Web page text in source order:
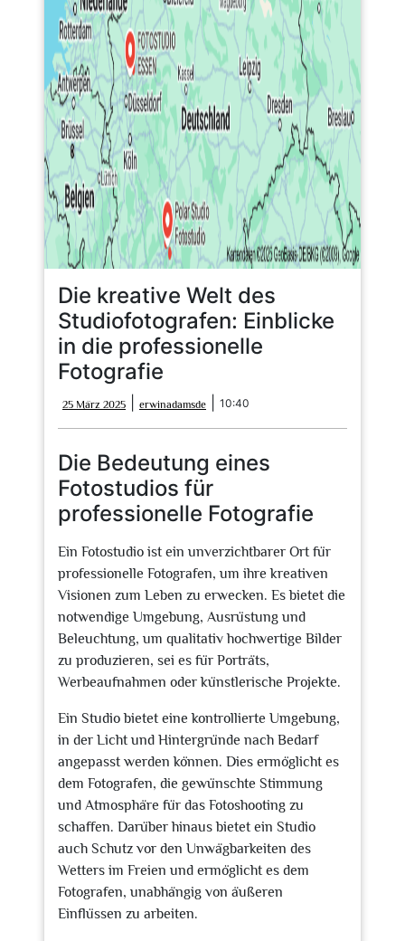
Die kreative Welt des
Studiofotografen: Einblicke
in die professionelle
Fotografie
25 März 2025
März
2025
erwinadamsde erwinadamsde
10:40
Die Bedeutung eines
Fotostudios für
professionelle Fotografie
Ein Fotostudio ist ein unverzichtbarer Ort für
professionelle Fotografen, um ihre kreativen
Visionen zum Leben zu erwecken. Es bietet die
notwendige Umgebung, Ausrüstung und
Beleuchtung, um qualitativ hochwertige Bilder
zu produzieren, sei es für Porträts,
Werbeaufnahmen oder künstlerische Projekte.
Ein Studio bietet eine kontrollierte Umgebung,
in der Licht und Hintergründe nach Bedarf
angepasst werden können. Dies ermöglicht es
dem Fotografen, die gewünschte Stimmung
und Atmosphäre für das Fotoshooting zu
schaffen. Darüber hinaus bietet ein Studio
auch Schutz vor den Unwägbarkeiten des
Wetters im Freien und ermöglicht es dem
Fotografen, unabhängig von äußeren
Einflüssen zu arbeiten.